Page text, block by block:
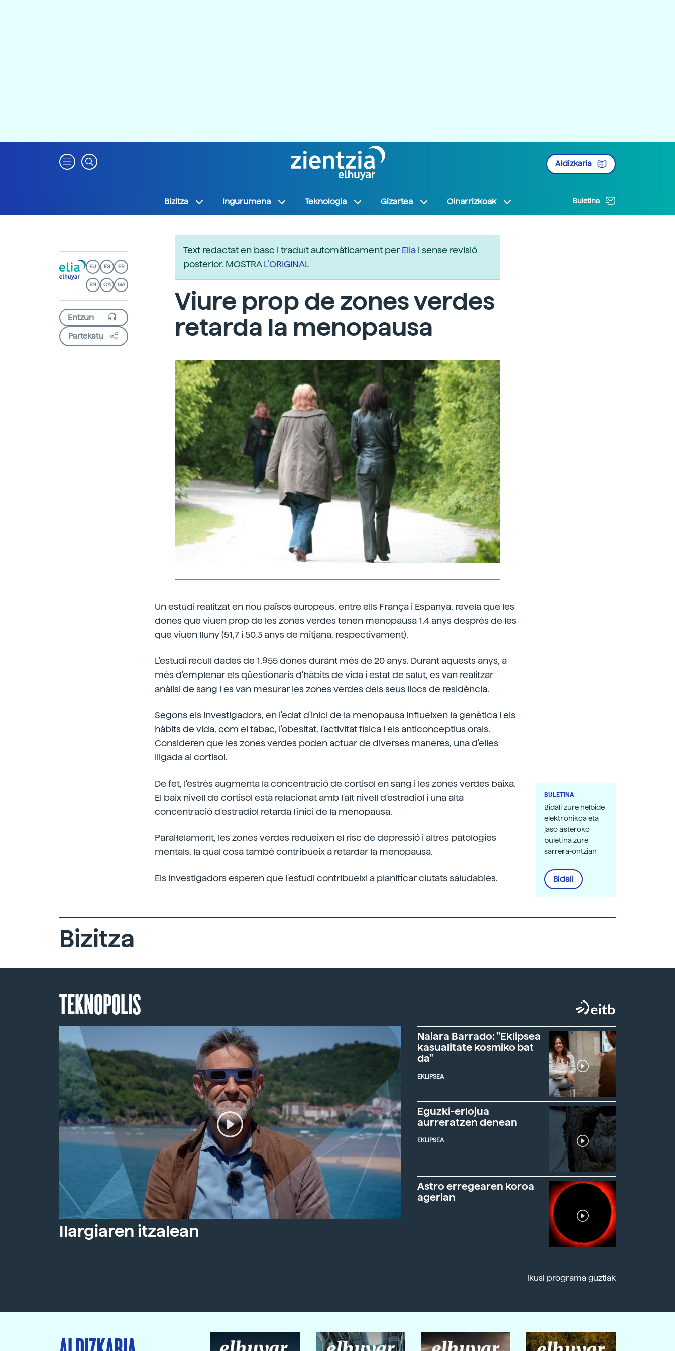
Aldizkaria
Bizitza Ingurumena Teknologia Gizartea Oinarrizkoak Buletina
EU ES FR
EN CA GA
Partekatu
Text redactat en basc i traduït automàticament perElia i sense revisió
posterior. MOSTRAL’ORIGINAL
Viure prop de zones verdes
retarda la menopausa
Un estudi realitzat en nou països europeus, entre ells França i Espanya, revela que les
dones que viuen prop de les zones verdes tenen menopausa 1,4 anys després de les
que viuen lluny (51,7 i 50,3 anys de mitjana, respectivament).
L'estudi recull dades de 1.955 dones durant més de 20 anys. Durant aquests anys, a
més d'emplenar els qüestionaris d'hàbits de vida i estat de salut, es van realitzar
anàlisi de sang i es van mesurar les zones verdes dels seus llocs de residència.
Segons els investigadors, en l'edat d'inici de la menopausa influeixen la genètica i els
hàbits de vida, com el tabac, l'obesitat, l'activitat física i els anticonceptius orals.
Consideren que les zones verdes poden actuar de diverses maneres, una d'elles
lligada al cortisol.
De fet, l'estrès augmenta la concentració de cortisol en sang i les zones verdes baixa.
El baix nivell de cortisol està relacionat amb l'alt nivell d'estradiol i una alta
concentració d'estradiol retarda l'inici de la menopausa.
Paral·lelament, les zones verdes redueixen el risc de depressió i altres patologies
mentals, la qual cosa també contribueix a retardar la menopausa.
Els investigadors esperen que l'estudi contribueixi a planificar ciutats saludables.
BULETINA
Bidali zure helbide
elektronikoa eta
jaso asteroko
buletina zure
sarrera-ontzian
Bidali
Bizitza
TEKNOPOLIS
Ilargiaren itzalean
Naiara Barrado: "Eklipsea
kasualitate kosmiko bat
da"
EKLIPSEA
Eguzki-erlojua
aurreratzen denean
EKLIPSEA
Astro erregearen koroa
agerian
Ikusi programa guztiak